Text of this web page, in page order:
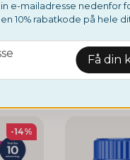
THC/Cannabis test til privat brug 3-pak
-14%
e-mailadresse nedenfor
10% rabatkode på hele
Få din